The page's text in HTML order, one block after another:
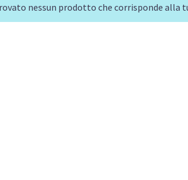
nessun prodotto che corrisponde alla